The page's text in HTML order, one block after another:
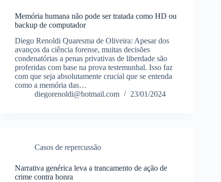
Memória humana não pode ser tratada como HD ou
backup de computador
Diego Renoldi Quaresma de Oliveira: Apesar dos
avanços da ciência forense, muitas decisões
condenatórias a penas privativas de liberdade são
proferidas com base na prova testemunhal. Isso faz
com que seja absolutamente crucial que se entenda
como a memória das…
diegorenoldi@hotmail.com
23/01/2024
Casos de repercussão
Narrativa genérica leva a trancamento de ação de
crime contra honra